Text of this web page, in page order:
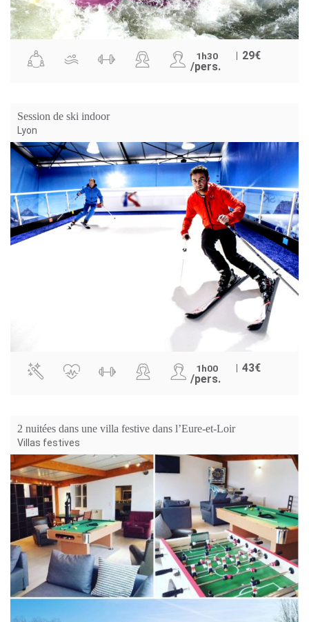
1h30 29€
/pers.
Session de ski indoor
Lyon
1h00 43€
/pers.
2 nuitées dans une villa festive dans l’Eure-et-Loir
Villas festives